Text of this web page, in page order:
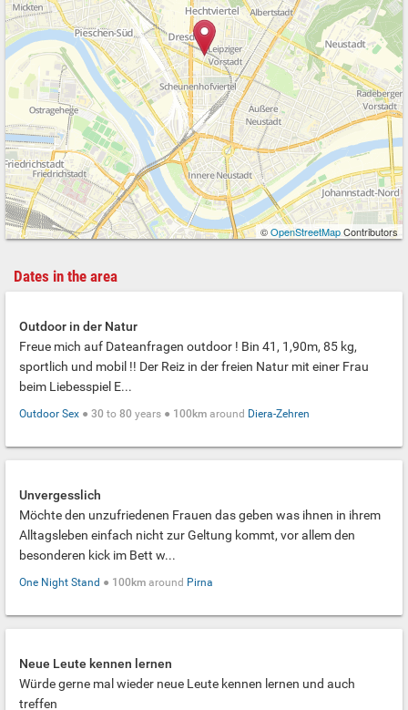
©OpenStreetMapContributors
Dates in the area
Outdoor in der Natur
Freue mich auf Dateanfragen outdoor ! Bin 41, 1,90m, 85 kg,
sportlich und mobil !! Der Reiz in der freien Natur mit einer Frau
beim Liebesspiel E...
Outdoor Sex ● 30 to 80 years ● 100km around Diera-Zehren
Unvergesslich
Möchte den unzufriedenen Frauen das geben was ihnen in ihrem
Alltagsleben einfach nicht zur Geltung kommt, vor allem den
besonderen kick im Bett w...
One Night Stand ● 100km around Pirna
Neue Leute kennen lernen
Würde gerne mal wieder neue Leute kennen lernen und auch
treffen